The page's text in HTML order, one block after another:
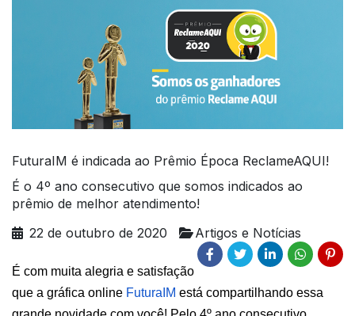
FuturaIM é indicada ao Prêmio Época ReclameAQUI!
É o 4º ano consecutivo que somos indicados ao
prêmio de melhor atendimento!
22 de outubro de 2020
Artigos e Notícias
É com muita alegria e satisfação
que a gráfica online FuturaIM está compartilhando essa